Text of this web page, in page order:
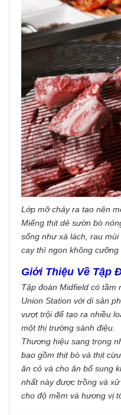
Lớp mỡ chảy ra tạo nên
Miếng thịt dẻ sườn bò
sống như xà lách, rau
cay thì ngon không cưỡng
Giới Thiệu Về Tập
Tập đoàn Midfield có tầm
Union Station với di sản
vượt trội để tạo ra nhiều
một thị trường sành điệu.
Thương hiệu sang trọng
bao gồm thịt bò và thịt
ăn cỏ và cho ăn bổ sung
nhất này được trồng và
cho độ mềm và hương vị